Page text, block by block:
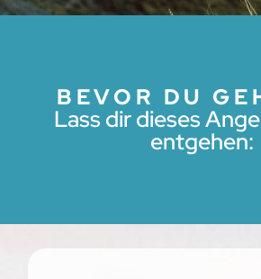
BEVOR DU
Lass dir dieses
entgehen: